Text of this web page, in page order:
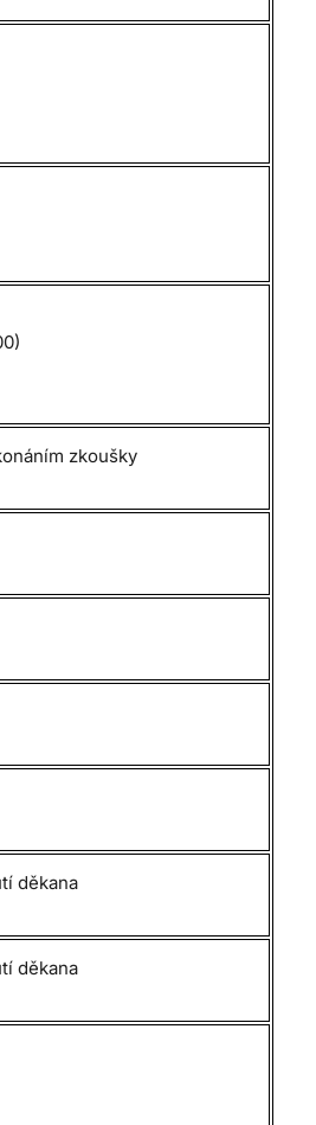
zkoušky
děkana
děkana